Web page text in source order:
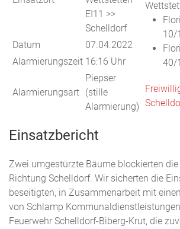
EI11 >>
Schelldorf
Datum
07.04.2022
Alarmierungszeit 16:16 Uhr
Alarmierungsart
Piepser
(stille
Alarmierung)
10/1
40/1
Einsatzbericht
Zwei umgestürzte Bäume blockierten
Richtung Schelldorf. Wir sicherten die
beseitigten, in Zusammenarbeit mit
von Schlamp
Feuerwehr Schelldorf-Biberg-Krut, die